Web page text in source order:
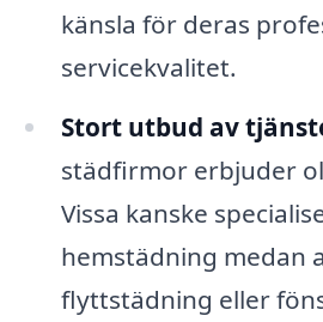
känsla för deras
servicekvalitet.
Stort utbud av
städfirmor erbjuder
Vissa kanske
hemstädning medan
flyttstädning eller